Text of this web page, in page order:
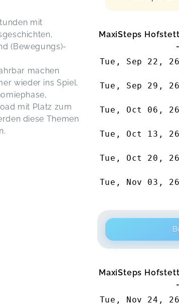
mit
(Bewegungs)-
machen
wieder ins Spiel.
mit Platz zum
diese Themen
MaxiSteps
Tue, Sep 22, 26
Tue, Sep 29, 26
Tue, Oct 06, 26
Tue, Oct 13, 26
Tue, Oct 20, 26
Tue, Nov 03, 26
MaxiSteps
Tue, Nov 24, 26